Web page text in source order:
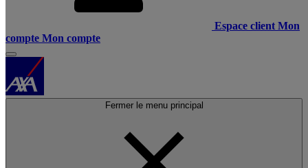
Espace client Mon
compte Mon compte
Fermer le menu principal